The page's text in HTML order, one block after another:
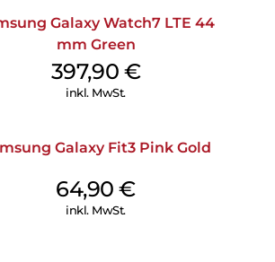
Galaxy Watch7 LTE 44
mm Green
397,90 €
inkl. MwSt.
Galaxy Fit3 Pink Gold
64,90€
inkl. MwSt.